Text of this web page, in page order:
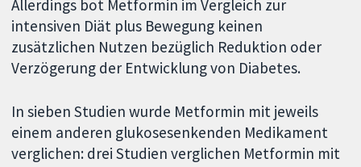
Allerdings bot Metformin im Vergleich zur
intensiven Diät plus Bewegung keinen
zusätzlichen Nutzen bezüglich Reduktion oder
Verzögerung der Entwicklung von Diabetes.
In sieben Studien wurde Metformin mit jeweils
einem anderen glukosesenkenden Medikament
verglichen: drei Studien verglichen Metformin mit